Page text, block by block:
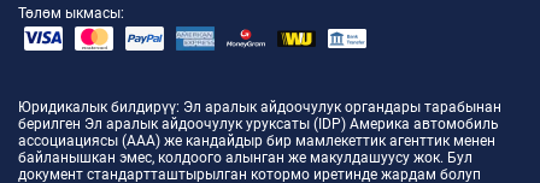
Төлөм ыкмасы:
Юридикалык билдирүү: Эл аралык айдоочулук органдары тарабынан
берилген Эл аралык айдоочулук уруксаты (IDP) Америка автомобиль
ассоциациясы (ААА) же кандайдыр бир мамлекеттик агенттик менен
байланышкан эмес, колдоого алынган же макулдашуусу жок. Бул
документ стандартташтырылган котормо иретинде жардам болуп